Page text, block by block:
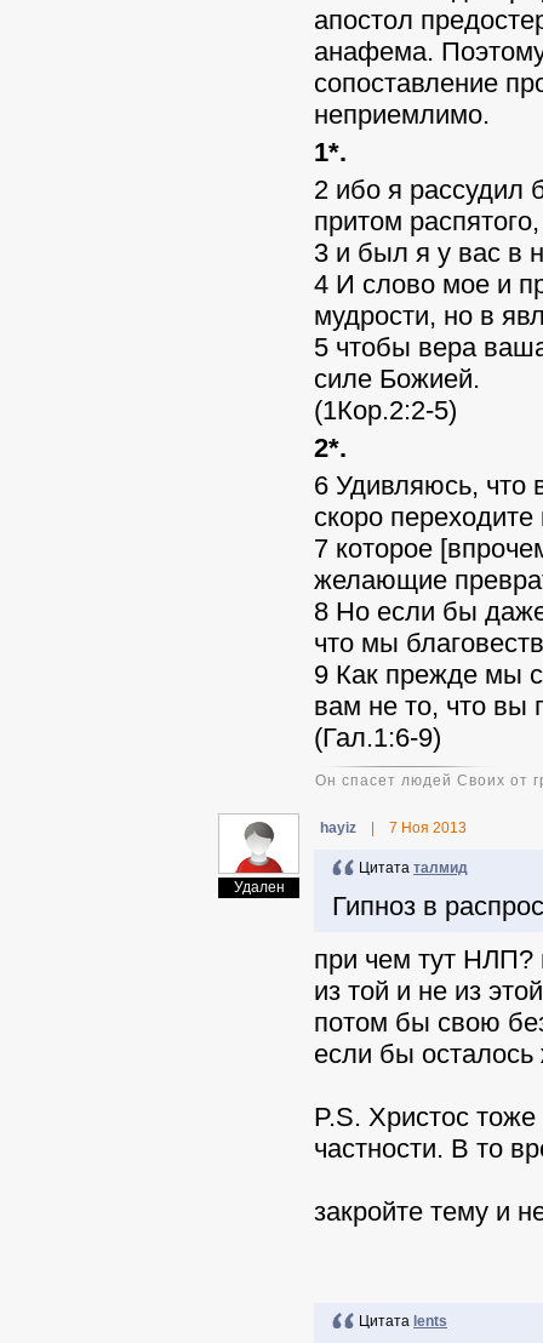
апостол
анафема.
сопоставление
неприемлимо.
1*.
2 ибо я рассудил
притом распятого,
3 и был я у вас в
4 И слово мое и
мудрости, но в
5 чтобы вера
силе Божией.
(1Кор.2:2-5)
2*.
6 Удивляюсь, что
скоро
7 которое
желающие
8 Но если бы
что мы
9 Как прежде мы
вам не то, что вы
(Гал.1:6-9)
Он спасет людей Своих от
Удален
hayiz 7 Ноя 2013
Цитата талмид
Гипноз в
при чем тут НЛП?
из той и не из
потом бы свою
если бы осталось
P.S. Христос
частности. В то
закройте тему и
Цитата lents